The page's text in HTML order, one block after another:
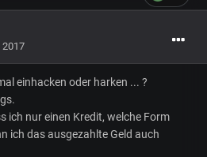
2017
einhacken oder harken ... ?
ich nur einen Kredit, welche Form
ich das ausgezahlte Geld auch